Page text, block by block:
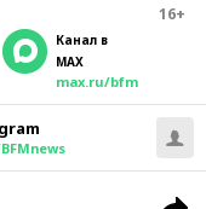
16+
Канал в
MAX
max.ru/bfm